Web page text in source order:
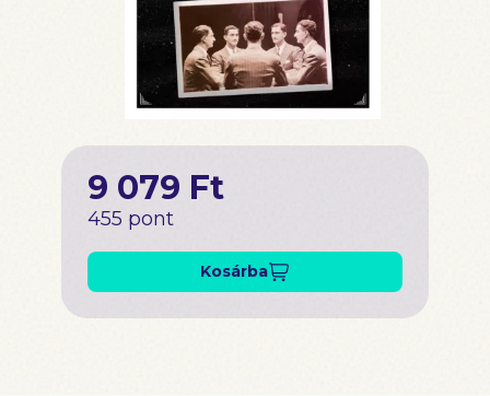
9 079 Ft
455 pont
Kosárba